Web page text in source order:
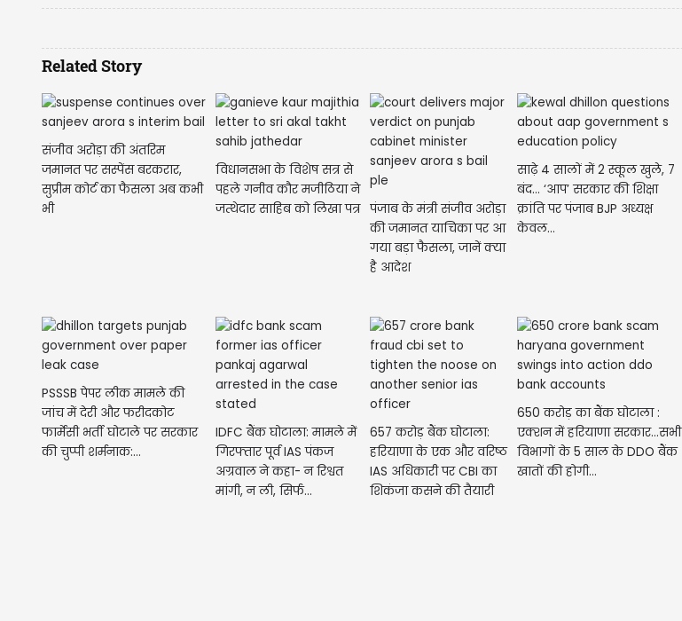
Related Story
संजीव अरोड़ा की अंतरिम
जमानत पर सस्पेंस बरकरार,
सुप्रीम कोर्ट का फैसला अब कभी
भी
विधानसभा के विशेष सत्र से
पहले गनीव कौर मजीठिया ने
जत्थेदार साहिब को लिखा पत्र पंजाब के मंत्री संजीव अरोड़ा
की जमानत याचिका पर आ
गया बड़ा फैसला, जानें क्या
है आदेश
साढ़े 4 सालों में 2 स्कूल खुले, 7
बंद... ‘आप’ सरकार की शिक्षा
क्रांति पर पंजाब BJP अध्यक्ष
केवल...
PSSSB पेपर लीक मामले की
जांच में देरी और फरीदकोट
फार्मेसी भर्ती घोटाले पर सरकार
की चुप्पी शर्मनाक:...
IDFC बैंक घोटाला: मामले में
गिरफ्तार पूर्व IAS पंकज
अग्रवाल ने कहा- न रिश्वत
मांगी, न ली, सिर्फ...
657 करोड़ बैंक घोटाला:
हरियाणा के एक और वरिष्ठ
IAS अधिकारी पर CBI का
शिकंजा कसने की तैयारी
650 करोड़ का बैंक घोटाला :
एक्शन में हरियाणा सरकार...सभी
विभागों के 5 साल के DDO बैंक
खातों की होगी...